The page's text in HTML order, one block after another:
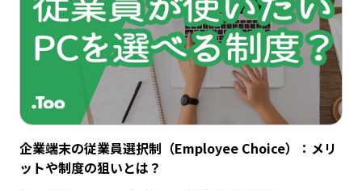
企業端末の従業員選択制（Employee Choice）：メリ
ットや制度の狙いとは？